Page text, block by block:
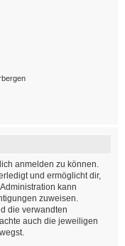
anmelden zu können.
und ermöglicht dir,
kann
zuweisen.
die verwandten
auch die jeweiligen